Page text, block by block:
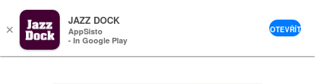
×
JAZZ DOCK
AppSisto
- In Google Play
OTEVŘÍT